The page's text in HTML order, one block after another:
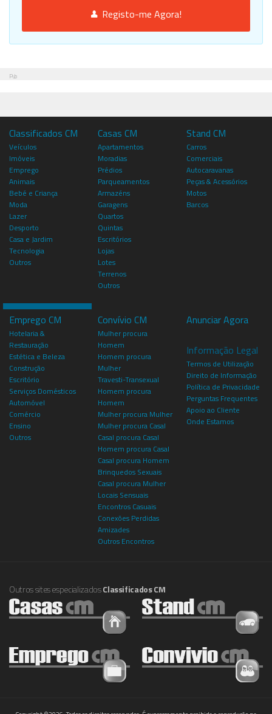
Registo-me Agora!
Pub
Classificados CM
Veículos
Imóveis
Emprego
Animais
Bebé e Criança
Moda
Lazer
Desporto
Casa e Jardim
Tecnologia
Outros
Casas CM
Apartamentos
Moradias
Prédios
Parqueamentos
Armazéns
Garagens
Quartos
Quintas
Escritórios
Lojas
Lotes
Terrenos
Outros
Stand CM
Carros
Comerciais
Autocaravanas
Peças & Acessórios
Motos
Barcos
Emprego CM
Hotelaria &
Restauração
Estética e Beleza
Construção
Escritório
Serviços Domésticos
Automóvel
Comércio
Ensino
Outros
Convívio CM
Mulher procura
Homem
Homem procura
Mulher
Travesti-Transexual
Homem procura
Homem
Mulher procura Mulher
Mulher procura Casal
Casal procura Casal
Homem procura Casal
Casal procura Homem
Brinquedos Sexuais
Casal procura Mulher
Locais Sensuais
Encontros Casuais
Conexões Perdidas
Amizades
Outros Encontros
Anunciar Agora
Informação Legal
Termos de Utilização
Direito de Informação
Política de Privacidade
Perguntas Frequentes
Apoio ao Cliente
Onde Estamos
Outros sites especializadosClassificados CM